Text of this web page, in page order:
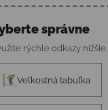
správne
rýchle odkazy nižšie.
Veľkostná tabuľka